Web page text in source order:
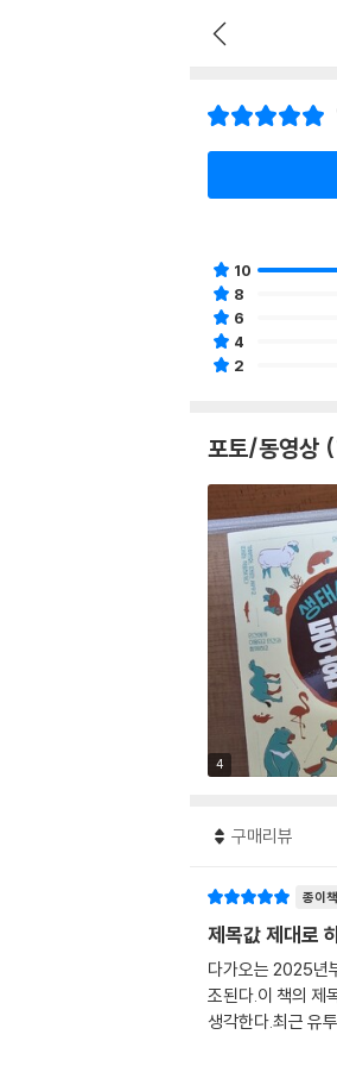
10
8
6
4
2
포토/동영상
4
구매리뷰
종이책
제목값 제대로
다가오는 2025년
조된다.이 책의 제
생각한다.최근 유